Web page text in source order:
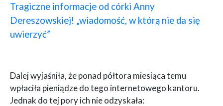
Tragiczne informacje od córki Anny
Dereszowskiej! „wiadomość, w którą nie da się
uwierzyć”
Dalej wyjaśniła, że ponad półtora miesiąca temu
wpłaciła pieniądze do tego internetowego kantoru.
Jednak do tej pory ich nie odzyskała: